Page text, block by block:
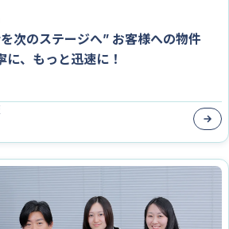
次のステージへ” お客様への物件
、もっと迅速に！